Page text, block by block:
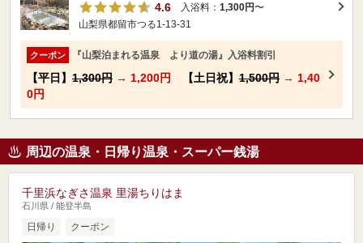
4.6
入浴料： 1,300円〜
山梨県都留市つる1-13-31
クーポン 『山梨泊まれる温泉 より道の湯』入浴料割引
【平日】 1,300円 → 1,200円 【土日祝】 1,500円 → 1,40
0円
周辺の温泉・日帰り温泉・スーパー銭湯
千里浜なぎさ温泉 里湯ちりはま
石川県 / 能登半島
日帰り クーポン